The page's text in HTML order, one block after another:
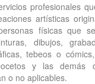
profesionales
artísticas
físicas que
dibujos,
tebeos o
y las demás
o no aplicables.